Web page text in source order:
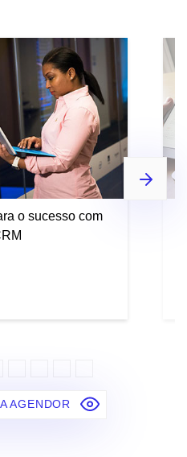
o sucesso com
AGENDOR